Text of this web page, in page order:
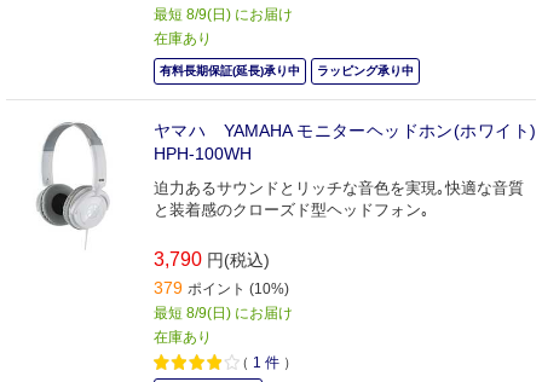
最短 8/9(日) にお届け
在庫あり
有料長期保証(延長)承り中 ラッピング承り中
ヤマハ YAMAHA モニターヘッドホン(ホワイト)
HPH-100WH
迫力あるサウンドとリッチな音色を実現｡快適な音質
と装着感のクローズド型ヘッドフォン｡
3,790 円(税込)
379 ポイント (10%)
最短 8/9(日) にお届け
在庫あり
（ 1 件 ）